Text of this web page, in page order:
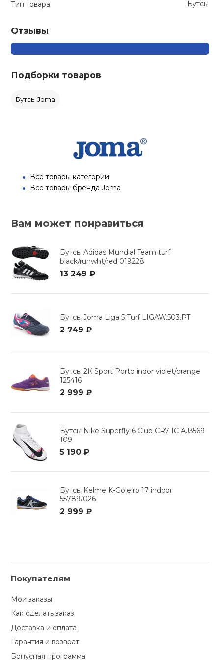
Тип товара Бутсы
Отзывы
Подборки товаров
Бутсы Joma
Все товары категории
Все товары бренда Joma
Вам может понравиться
Бутсы Adidas Mundial Team turf
black/runwht/red 019228
13 249 ₽
Бутсы Joma Liga 5 Turf LIGAW.503.PT
2 749 ₽
Бутсы 2К Sport Porto indor violet/orange
125416
2 999 ₽
Бутсы Nike Superfly 6 Club CR7 IC AJ3569-
109
5 190 ₽
Бутсы Kelme K-Goleiro 17 indoor
55789/026
2 999 ₽
Покупателям
Мои заказы
Как сделать заказ
Доставка и оплата
Гарантия и возврат
Бонусная программа